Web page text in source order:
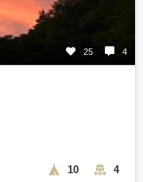
25 4
10 4